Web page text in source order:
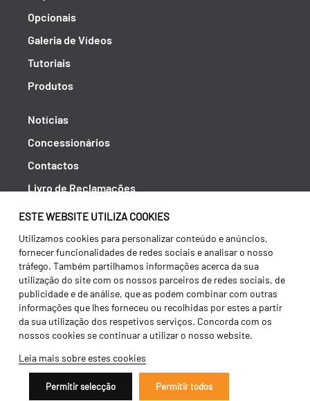
ESTE WEBSITE UTILIZA COOKIES
Utilizamos cookies para personalizar conteúdo e anúncios,
fornecer funcionalidades de redes sociais e analisar o nosso
tráfego. Também partilhamos informações acerca da sua
utilização do site com os nossos parceiros de redes sociais, de
publicidade e de análise, que as podem combinar com outras
informações que lhes forneceu ou recolhidas por estes a partir
da sua utilização dos respetivos serviços. Concorda com os
nossos cookies se continuar a utilizar o nosso website.
Leia mais sobre estes cookies
Permitir selecção Permitir todos
Opcionais
Galeria de Vídeos
Tutoriais
Produtos
Notícias
Concessionários
Contactos
Livro de Reclamações
Política de Privacidade
Canal de Denúncias (RGPC)
Termos e condições